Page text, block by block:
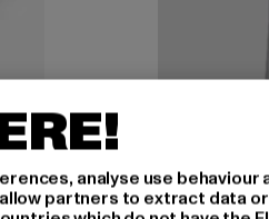
analyse use behaviour
partners to extract data